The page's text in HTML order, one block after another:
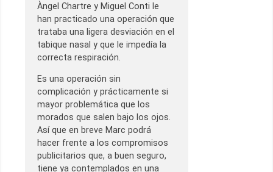
Àngel Chartre y Miguel Conti le
han practicado una operación que
trataba una ligera desviación en el
tabique nasal y que le impedía la
correcta respiración.
Es una operación sin
complicación y prácticamente si
mayor problemática que los
morados que salen bajo los ojos.
Así que en breve Marc podrá
hacer frente a los compromisos
publicitarios que, a buen seguro,
tiene ya contemplados en una